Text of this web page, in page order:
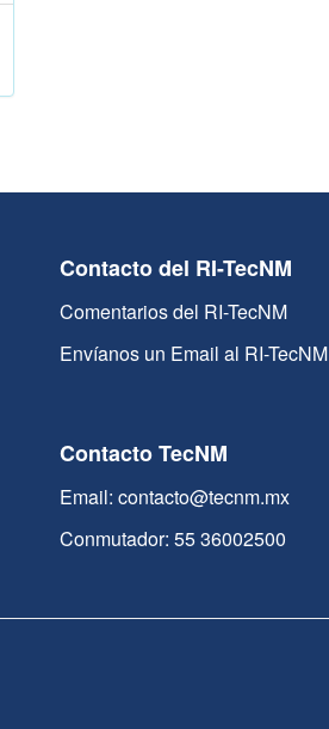
Contacto del RI-TecNM
Comentarios del RI-TecNM
Envíanos un Email al RI-TecNM
Contacto TecNM
Email: contacto@tecnm.mx
Conmutador: 55 36002500